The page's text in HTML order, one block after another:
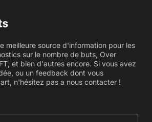
meilleure source d'information pour les
sur le nombre de buts, Over
et bien d'autres encore. Si vous avez
ou un feedback dont vous
n'hésitez pas a nous contacter !